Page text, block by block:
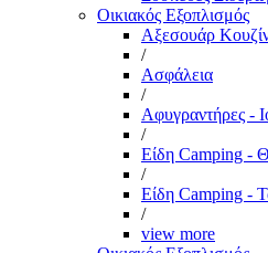
Οικιακός Εξοπλισμός
Αξεσουάρ
/
Ασφάλεια
/
Αφυγραντήρες -
/
Είδη Camping -
/
Είδη Camping -
/
view more